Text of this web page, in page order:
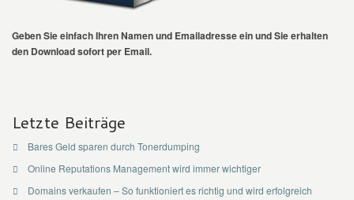
Geben Sie einfach Ihren Namen und Emailadresse ein und Sie erhalten
den Download sofort per Email.
Letzte Beiträge
Bares Geld sparen durch Tonerdumping
Online Reputations Management wird immer wichtiger
Domains verkaufen – So funktioniert es richtig und wird erfolgreich